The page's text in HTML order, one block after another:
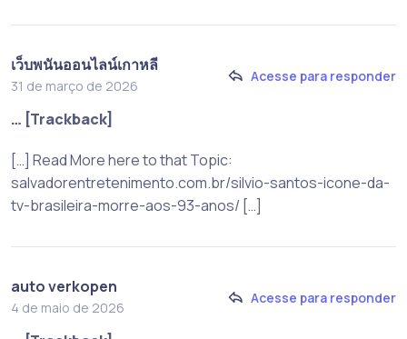
เว็บพนันออนไลน์เกาหลี
31 de março de 2026
Acesse para responder
… [Trackback]
[…] Read More here to that Topic:
salvadorentretenimento.com.br/silvio-santos-icone-da-
tv-brasileira-morre-aos-93-anos/ […]
auto verkopen
4 de maio de 2026
Acesse para responder